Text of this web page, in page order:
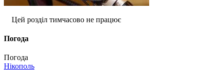
Цей розділ тимчасово не працює
Погода
Погода
Нікополь